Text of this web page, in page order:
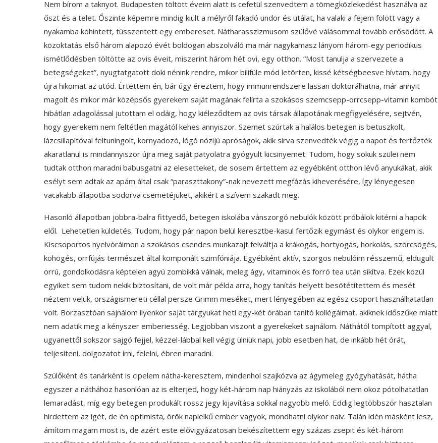
Nem bírom a taknyot. Budapesten töltött éveim alatt is cefetül szenvedtem a tömegközlekedést használva az
őszt és a telet. Őszinte képemre mindig kiült a mélyről fakadó undor és utálat, ha valaki a fejem fölött vagy a
nyakamba köhintett, tüsszentett egy embereset. Nátharasszizmusom szülővé válásommal tovább erősödött. A
közoktatás első három alapozó évét boldogan abszolváló ma már nagykamasz lányom három-egy periodikus
ismétlődésben töltötte az ovis éveit, miszerint három hét ovi, egy otthon. “Most tanulja a szervezete a
betegségeket”, nyugtatgatott doki nénink rendre, mikor bilifüle mód letörten, kissé kétségbeesve hívtam, hogy
újra hikomat az utód. Értettem én, bár úgy éreztem, hogy immunrendszere lassan doktorálhatna, már annyit
magolt és mikor már középsős gyerekem saját magának felírta a szokásos szemcsepp-orrcsepp-vitamin kombót
hibátlan adagolással jutottam el odáig, hogy kiéleződtem az ovis társak állapotának megfigyelésére, sejtvén,
hogy gyerekem nem feltétlen magától kehes annyiszor. Szemet szúrtak a halálos betegen is betuszkolt,
lázcsillapítóval feltuningolt, kornyadozó, lógó nózijú apróságok, akik sírva szenvedték végig a napot és fertőzték
akaratlanul is mindannyiszor újra meg saját patyolatra gyógyult kicsinyemet. Tudom, hogy sokuk szülei nem
tudtak otthon maradni babusgatni az elesetteket, de sosem értettem az egyébként otthon lévő anyukákat, akik
esélyt sem adtak az apám által csak “paraszttakony”-nak nevezett megfázás kiheverésére, így lényegesen
vacakabb állapotba sodorva csemetéjüket, akikért a szívem szakadt meg.
Hasonló állapotban jobbra-balra fittyedő, betegen iskolába vánszorgó nebulók között próbálok kitérni a hapcik
elől. Lehetetlen küldetés. Tudom, hogy pár napon belül keresztbe-kasul fertőzik egymást és olykor engem is.
Kiscsoportos nyelvóráimon a szokásos csendes munkazajt felváltja a krákogás, hortyogás, horkolás, szörcsögés,
köhögés, orrfújás természet által komponált szimfóniája. Egyébként aktív, szorgos nebulóim résszemű, eldugult
orrú, gondolkodásra képtelen agyú zombikká válnak, meleg ágy, vitaminok és forró tea után sikítva. Ezek közül
egyiket sem tudom nekik biztosítani, de volt már példa arra, hogy tanítás helyett besötétítettem és mesét
néztem velük, országismereti céllal persze Grimm meséket, mert lényegében az egész csoport használhatatlan
volt. Borzasztóan sajnálom ilyenkor saját tárgyukat heti egy-két órában tanító kollégáimat, akiknek időszűke miatt
nem adatik meg a kényszer emberiesség. Legjobban viszont a gyerekeket sajnálom. Náthától tompított aggyal,
ugyanettől sokszor sajgó fejjel, kézzel-lábbal kell végig ülniük napi, jobb esetben hat, de inkább hét órát,
teljesíteni, dolgozatot írni, felelni, ébren maradni.
Szülőként és tanárként is cipelem nátha-keresztem, mindenhol szajkózva az ágymeleg gyógyhatását, hátha
egyszer a náthához hasonlóan az is elterjed, hogy két-három nap hiányzás az iskolából nem okoz pótolhatatlan
lemaradást, míg egy betegen produkált rossz jegy kijavítása sokkal nagyobb meló. Eddig legtöbbször hasztalan
hirdettem az igét, de én optimista, örök naplelkű ember vagyok, mondhatni olykor naiv. Talán idén másként lesz,
ámítom magam most is, de azért este elővigyázatosan bekészítettem egy százas zsepit és két-három